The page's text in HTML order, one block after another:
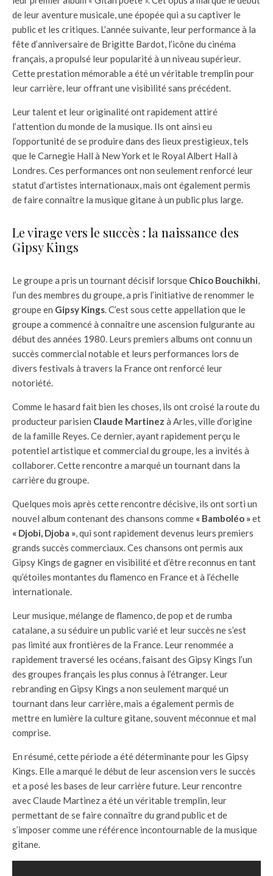
de leur aventure musicale, une épopée qui a su captiver le
public et les critiques. L’année suivante, leur performance à la
fête d’anniversaire de Brigitte Bardot, l’icône du cinéma
français, a propulsé leur popularité à un niveau supérieur.
Cette prestation mémorable a été un véritable tremplin pour
leur carrière, leur offrant une visibilité sans précédent.
Leur talent et leur originalité ont rapidement attiré
l’attention du monde de la musique. Ils ont ainsi eu
l’opportunité de se produire dans des lieux prestigieux, tels
que le Carnegie Hall à New York et le Royal Albert Hall à
Londres. Ces performances ont non seulement renforcé leur
statut d’artistes internationaux, mais ont également permis
de faire connaître la musique gitane à un public plus large.
Le virage vers le succès : la naissance des
Gipsy Kings
Le groupe a pris un tournant décisif lorsque Chico Bouchikhi,
l’un des membres du groupe, a pris l’initiative de renommer le
groupe en Gipsy Kings. C’est sous cette appellation que le
groupe a commencé à connaître une ascension fulgurante au
début des années 1980. Leurs premiers albums ont connu un
succès commercial notable et leurs performances lors de
divers festivals à travers la France ont renforcé leur
notoriété.
Comme le hasard fait bien les choses, ils ont croisé la route du
producteur parisien Claude Martinez à Arles, ville d’origine
de la famille Reyes. Ce dernier, ayant rapidement perçu le
potentiel artistique et commercial du groupe, les a invités à
collaborer. Cette rencontre a marqué un tournant dans la
carrière du groupe.
Quelques mois après cette rencontre décisive, ils ont sorti un
nouvel album contenant des chansons comme « Bamboléo »et
« Djobi, Djoba », qui sont rapidement devenus leurs premiers
grands succès commerciaux. Ces chansons ont permis aux
Gipsy Kings de gagner en visibilité et d’être reconnus en tant
qu’étoiles montantes du flamenco en France et à l’échelle
internationale.
Leur musique, mélange de flamenco, de pop et de rumba
catalane, a su séduire un public varié et leur succès ne s’est
pas limité aux frontières de la France. Leur renommée a
rapidement traversé les océans, faisant des Gipsy Kings l’un
des groupes français les plus connus à l’étranger. Leur
rebranding en Gipsy Kings a non seulement marqué un
tournant dans leur carrière, mais a également permis de
mettre en lumière la culture gitane, souvent méconnue et mal
comprise.
En résumé, cette période a été déterminante pour les Gipsy
Kings. Elle a marqué le début de leur ascension vers le succès
et a posé les bases de leur carrière future. Leur rencontre
avec Claude Martinez a été un véritable tremplin, leur
permettant de se faire connaître du grand public et de
s’imposer comme une référence incontournable de la musique
gitane.